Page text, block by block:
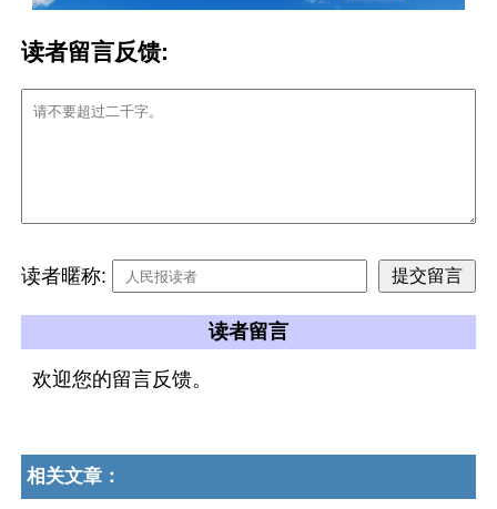
读者留言反馈:
读者暱称:
读者留言
欢迎您的留言反馈。
相关文章：